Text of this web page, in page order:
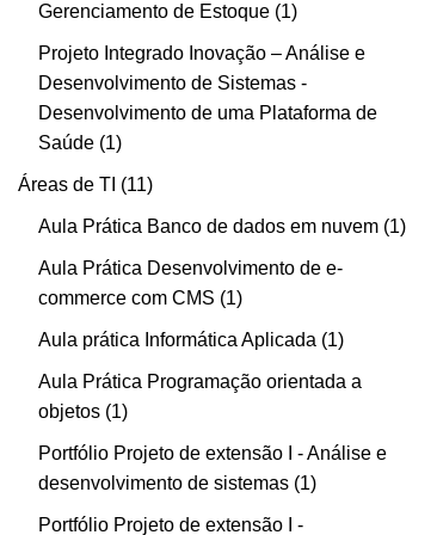
Gerenciamento de Estoque 1
Projeto Integrado Inovação – Análise e
Desenvolvimento de Sistemas -
Desenvolvimento de uma Plataforma de
Saúde 1
Áreas de TI 11
Aula Prática Banco de dados em nuvem 1
Aula Prática Desenvolvimento de e-
commerce com CMS
1
Aula prática Informática Aplicada 1
Aula Prática Programação orientada a
objetos 1
Portfólio Projeto de extensão I - Análise e
desenvolvimento de sistemas 1
Portfólio Projeto de extensão I -